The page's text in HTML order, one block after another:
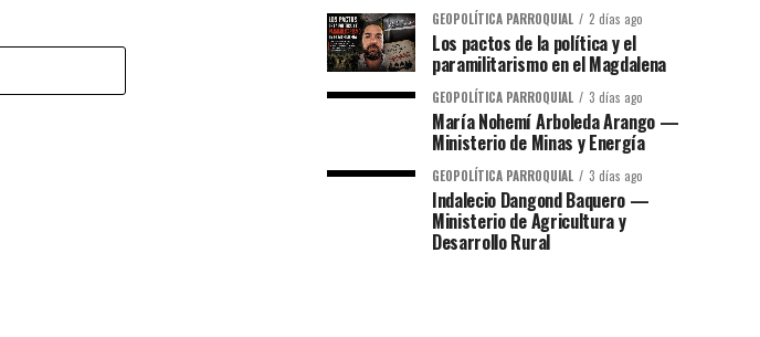
GEOPOLÍTICA PARROQUIAL 2 días ago
Los pactos de la política y el
paramilitarismo en el Magdalena
GEOPOLÍTICA PARROQUIAL 3 días ago
María Nohemí Arboleda Arango —
Ministerio de Minas y Energía
GEOPOLÍTICA PARROQUIAL 3 días ago
Indalecio Dangond Baquero —
Ministerio de Agricultura y
Desarrollo Rural